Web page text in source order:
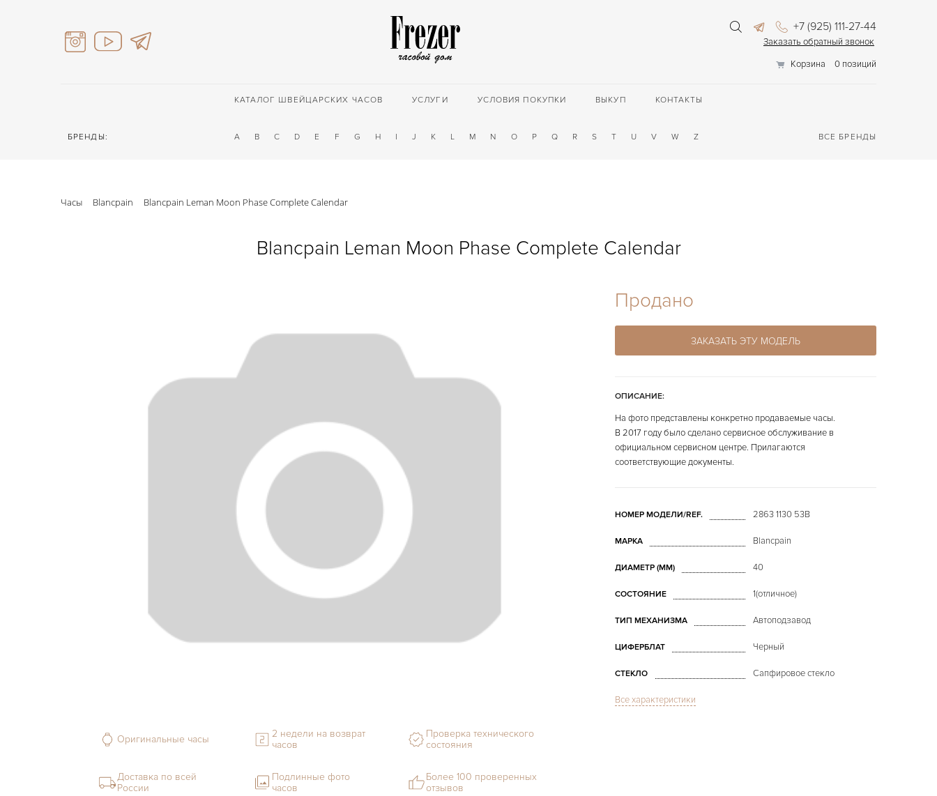
+7 (925) 111-27-44
Заказать обратный звонок
Корзина
0 позиций
КАТАЛОГ ШВЕЙЦАРСКИХ ЧАСОВ УСЛУГИ УСЛОВИЯ ПОКУПКИ ВЫКУП КОНТАКТЫ
БРЕНДЫ: A B C D E F G H I J K L M N O P Q R S T U V W Z ВСЕ БРЕНДЫ
Часы Blancpain Blancpain Leman Moon Phase Complete Calendar
Blancpain Leman Moon Phase Complete Calendar
Продано
ЗАКАЗАТЬ ЭТУ МОДЕЛЬ
ОПИСАНИЕ:
На фото представлены конкретно продаваемые часы.
В 2017 году было сделано сервисное обслуживание в
официальном сервисном центре. Прилагаются
соответствующие документы.
НОМЕР МОДЕЛИ/REF. 2863 1130 53B
МАРКА Blancpain
ДИАМЕТР (MM) 40
СОСТОЯНИЕ 1(отличное)
ТИП МЕХАНИЗМА Автоподзавод
ЦИФЕРБЛАТ Черный
СТЕКЛО Сапфировое стекло
Все характеристики
Оригинальные часы
2 недели на возврат
часов
Проверка технического
состояния
Доставка по всей
России
Подлинные фото
часов
Более 100 проверенных
отзывов